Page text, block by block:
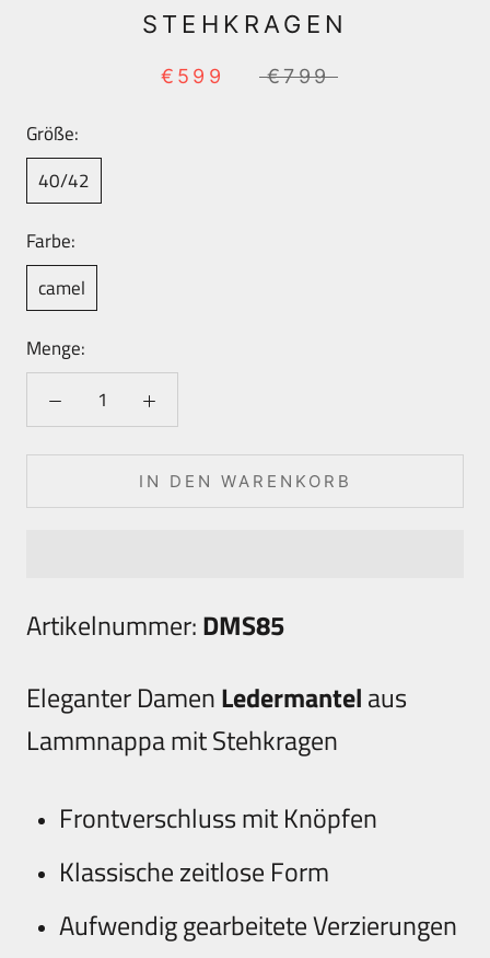
STEHKRAGEN
€599 €799
Größe:
40/42
Farbe:
camel
Menge:
IN DEN WARENKORB
Artikelnummer:DMS85
Eleganter DamenLedermantelaus
Lammnappa mit Stehkragen
Frontverschluss mit Knöpfen
Klassische zeitlose Form
Aufwendig gearbeitete Verzierungen